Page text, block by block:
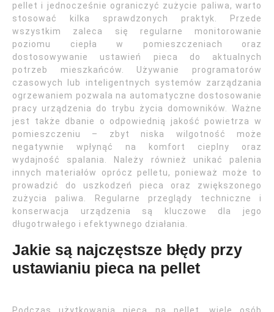
pellet i jednocześnie ograniczyć zużycie paliwa, warto
stosować kilka sprawdzonych praktyk. Przede
wszystkim zaleca się regularne monitorowanie
poziomu ciepła w pomieszczeniach oraz
dostosowywanie ustawień pieca do aktualnych
potrzeb mieszkańców. Używanie programatorów
czasowych lub inteligentnych systemów zarządzania
ogrzewaniem pozwala na automatyczne dostosowanie
pracy urządzenia do trybu życia domowników. Ważne
jest także dbanie o odpowiednią jakość powietrza w
pomieszczeniu – zbyt niska wilgotność może
negatywnie wpłynąć na komfort cieplny oraz
wydajność spalania. Należy również unikać palenia
innych materiałów oprócz pelletu, ponieważ może to
prowadzić do uszkodzeń pieca oraz zwiększonego
zużycia paliwa. Regularne przeglądy techniczne i
konserwacja urządzenia są kluczowe dla jego
długotrwałego i efektywnego działania.
Jakie są najczęstsze błędy przy
ustawianiu pieca na pellet